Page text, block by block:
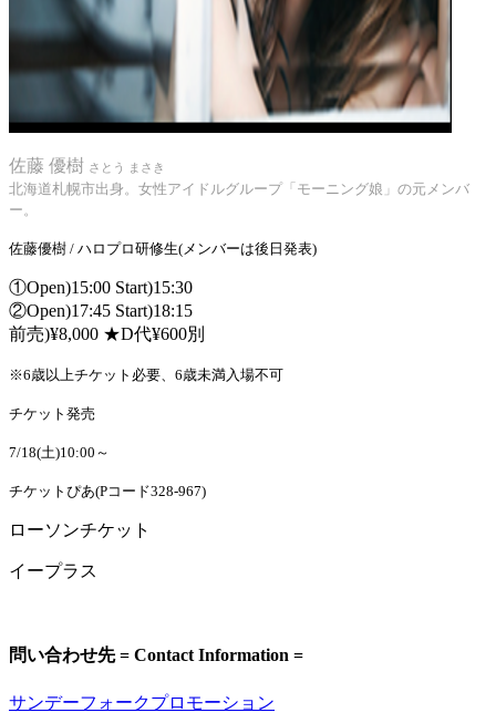
佐藤 優樹 さとう まさき
北海道札幌市出身。女性アイドルグループ「モーニング娘」の元メンバ
ー。
佐藤優樹 / ハロプロ研修生(メンバーは後日発表)
①Open)15:00 Start)15:30
②Open)17:45 Start)18:15
前売)¥8,000 ★D代¥600別
※6歳以上チケット必要、6歳未満入場不可
チケット発売
7/18(土)10:00～
チケットぴあ(Pコード328-967)
ローソンチケット
イープラス
問い合わせ先 = Contact Information =
サンデーフォークプロモーション